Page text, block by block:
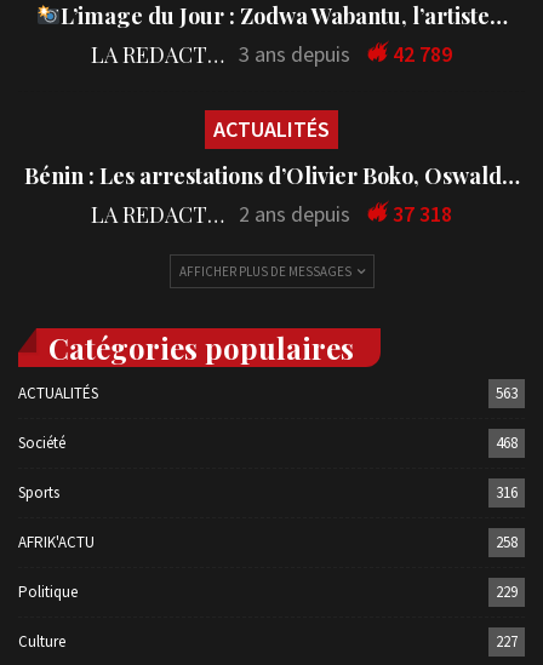
L’image du Jour : Zodwa Wabantu, l’artiste…
LA REDACTION 3 ans depuis 42 789
ACTUALITÉS
Bénin : Les arrestations d’Olivier Boko, Oswald…
LA REDACTION 2 ans depuis 37 318
AFFICHER PLUS DE MESSAGES
Catégories populaires
ACTUALITÉS 563
Société 468
Sports 316
AFRIK'ACTU 258
Politique 229
Culture 227